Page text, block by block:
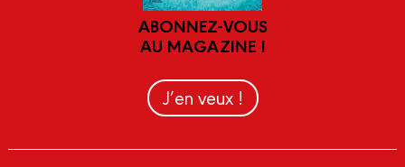
ABONNEZ-VOUS
AU MAGAZINE !
J’en veux !